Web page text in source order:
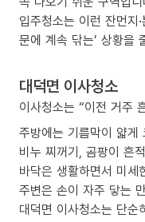
입주청소는 이런 잔먼지
문에 계속 닦는’ 상황을
대덕면 이사청소
이사청소는 “이전 거주
주방에는 기름막이 얇게
비누 찌꺼기, 곰팡이 흔
바닥은 생활하면서 미세
주변은 손이 자주 닿는
대덕면 이사청소는 단